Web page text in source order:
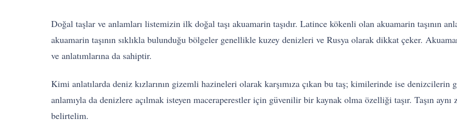
Doğal taşlar ve anlamları listemizin ilk doğal taşı akuamarin taşıdır. Latince kökenli olan akuamarin taşının
akuamarin taşının sıklıkla bulunduğu bölgeler genellikle kuzey denizleri ve Rusya olarak dikkat çeker.
ve anlatımlarına da sahiptir.
Kimi anlatılarda deniz kızlarının gizemli hazineleri olarak karşımıza çıkan bu taş; kimilerinde ise denizcilerin
anlamıyla da denizlere açılmak isteyen maceraperestler için güvenilir bir kaynak olma özelliği taşır. Taşın aynı
belirtelim.